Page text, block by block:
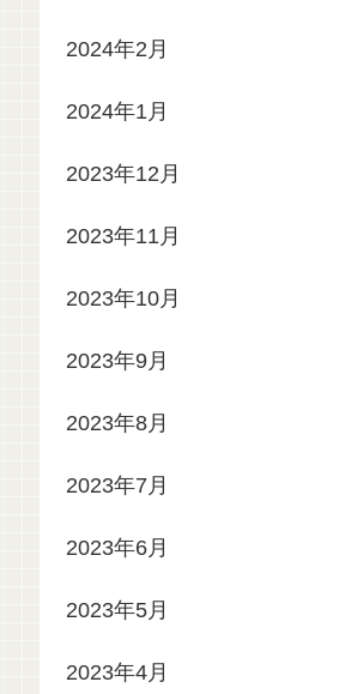
2024年2月
2024年1月
2023年12月
2023年11月
2023年10月
2023年9月
2023年8月
2023年7月
2023年6月
2023年5月
2023年4月